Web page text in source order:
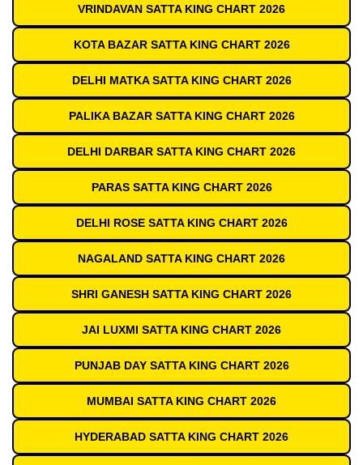
VRINDAVAN SATTA KING CHART 2026
KOTA BAZAR SATTA KING CHART 2026
DELHI MATKA SATTA KING CHART 2026
PALIKA BAZAR SATTA KING CHART 2026
DELHI DARBAR SATTA KING CHART 2026
PARAS SATTA KING CHART 2026
DELHI ROSE SATTA KING CHART 2026
NAGALAND SATTA KING CHART 2026
SHRI GANESH SATTA KING CHART 2026
JAI LUXMI SATTA KING CHART 2026
PUNJAB DAY SATTA KING CHART 2026
MUMBAI SATTA KING CHART 2026
HYDERABAD SATTA KING CHART 2026